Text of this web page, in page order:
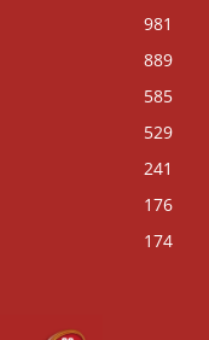
981
889
585
529
241
176
174